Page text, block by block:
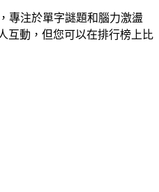
專注於單字謎題和腦力激盪
互動，但您可以在排行榜上比